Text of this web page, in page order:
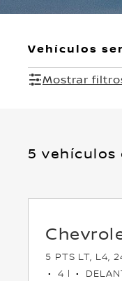
Vehículos
Mostrar
5 vehículos
5 PTS LT, L4,
4 l